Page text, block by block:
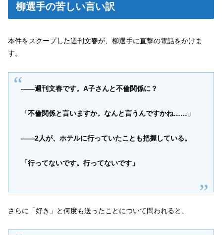
柳選手の苦しい言い訳
本件をスクープした週刊文春が、柳選手に直撃の電話をかけま
す。
――週刊文春です。A子さんと不倫関係に？
「不倫関係と言いますか。なんと言うんですかね……」
――2人が、ホテルに行っていたことも把握している。
「行ってないです。行ってないです」
さらに「好き」と何度も送ったことについて問われると、